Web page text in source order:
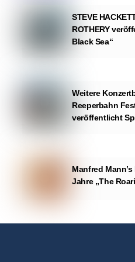
STEVE
ROTHERY
Black Sea“
Weitere
Reeperbahn
veröffentlicht
Manfred
Jahre „The